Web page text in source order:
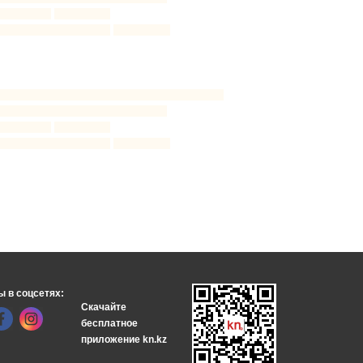
в соцсетях:
Скачайте
бесплатное
приложение kn.kz